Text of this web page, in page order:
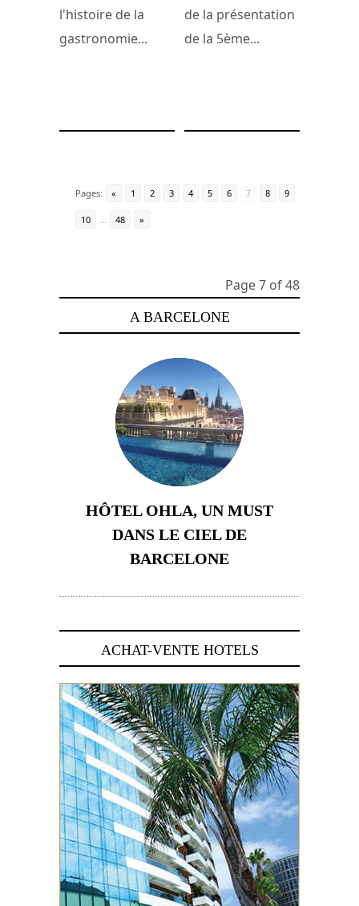
l'histoire de la
gastronomie...
de la présentation
de la 5ème...
Pages: « 1 2 3 4 5 6 7 8 9
10 ... 48 »
Page 7 of 48
A BARCELONE
HÔTEL OHLA, UN MUST
DANS LE CIEL DE
BARCELONE
ACHAT-VENTE HOTELS